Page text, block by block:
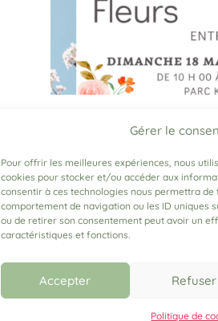
Gérer le
Pour offrir les meilleures expériences, nous
cookies pour stocker et/ou accéder aux
consentir à ces technologies nous permettra
comportement de navigation ou les ID uniques
ou de retirer son consentement peut avoir un
caractéristiques et fonctions.
Accepter Refuser
Politique de
Un projet qui se
Plantes de
Mai
12 Mai 2025
Après plus d'un an
fête des plantes sort de
Alain Thébault, Philippe Frin
membres de l'association
d'Épicure», ainsi qu'à la
Grégoire, pour avoir tout